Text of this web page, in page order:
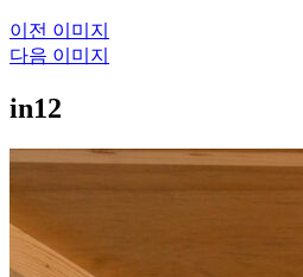
이전 이미지
다음 이미지
in12